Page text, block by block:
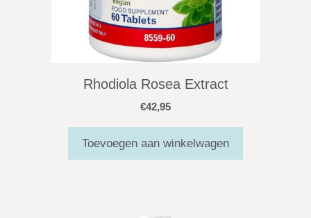
Rhodiola Rosea Extract
€42,95
Toevoegen aan winkelwagen